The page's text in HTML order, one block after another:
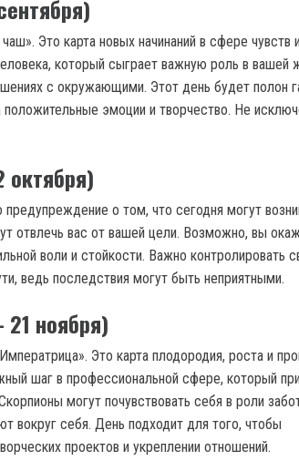
Это карта новых начинаний в сфере чувств
который сыграет важную роль в вашей
с окружающими. Этот день будет полон
положительные эмоции и творчество. Не
о том, что сегодня могут
отвлечь вас от вашей цели. Возможно, вы
воли и стойкости. Важно контролировать
ведь последствия могут быть неприятными.
ноября)
Это карта плодородия, роста и
шаг в профессиональной сфере, который
могут почувствовать себя в роли
вокруг себя. День подходит для того, чтобы
проектов и укреплении отношений.